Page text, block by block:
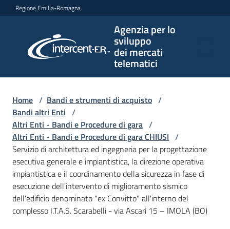
Vai al contenuto
Vai alla navigazione
Vai al footer
Regione Emilia-Romagna
Agenzia per lo
sviluppo
dei mercati
telematici
per lo
sviluppo
telematici
L'Agenzia
Bandi
e
strumenti
Home / Bandi e strumenti di acquisto /
Bandi altri Enti /
Altri Enti - Bandi e Procedure di gara /
Altri Enti - Bandi e Procedure di gara CHIUSI /
Servizio di architettura ed ingegneria per la progettazione
esecutiva generale e impiantistica, la direzione operativa
impiantistica e il coordinamento della sicurezza in fase di
esecuzione dell'intervento di miglioramento sismico
dell'edificio denominato "ex Convitto" all'interno del
complesso I.T.A.S. Scarabelli - via Ascari 15 – IMOLA (BO)